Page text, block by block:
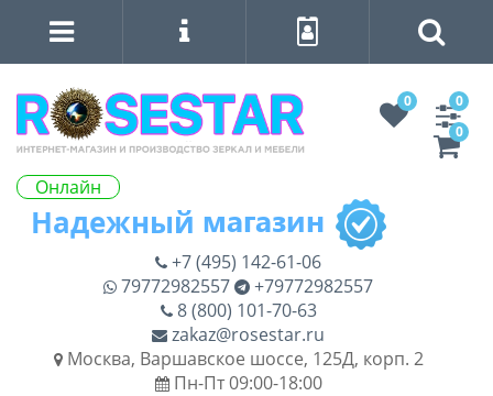
Онлайн
0
0
0
+7 (495) 142-61-06
79772982557
+79772982557
8 (800) 101-70-63
zakaz@rosestar.ru
Москва, Варшавское шоссе, 125Д, корп. 2
Пн-Пт 09:00-18:00